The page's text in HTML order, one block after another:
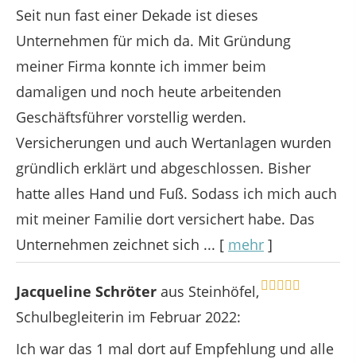
Seit nun fast einer Dekade ist dieses
Unternehmen für mich da. Mit Gründung
meiner Firma konnte ich immer beim
damaligen und noch heute arbeitenden
Geschäftsführer vorstellig werden.
Versicherungen und auch Wertanlagen wurden
gründlich erklärt und abgeschlossen. Bisher
hatte alles Hand und Fuß. Sodass ich mich auch
mit meiner Familie dort versichert habe. Das
Unternehmen zeichnet sich ... [ mehr ]
Jacqueline Schröter aus Steinhöfel,
Schulbegleiterin im Februar 2022:
Ich war das 1 mal dort auf Empfehlung und alle